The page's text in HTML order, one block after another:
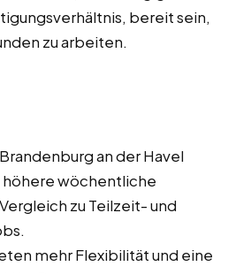
bereit sein,
zu arbeiten.
an der Havel
wöchentliche
zu Teilzeit- und
mehr Flexibilität und eine